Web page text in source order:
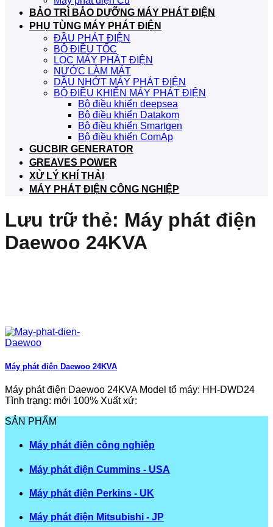
BẢO TRÌ BẢO DƯỠNG MÁY PHÁT ĐIỆN
PHỤ TÙNG MÁY PHÁT ĐIỆN
ĐẦU PHÁT ĐIỆN
BỘ ĐIỀU TỐC
LỌC MÁY PHÁT ĐIỆN
NƯỚC LÀM MÁT
DẦU NHỚT MÁY PHÁT ĐIỆN
BỘ ĐIỀU KHIỂN MÁY PHÁT ĐIỆN
Bộ điều khiển deepsea
Bộ điều khiển Datakom
Bộ điều khiển Smartgen
Bộ điều khiển ComAp
GUCBIR GENERATOR
GREAVES POWER
XỬ LÝ KHÍ THẢI
MÁY PHÁT ĐIỆN CÔNG NGHIỆP
Lưu trữ thẻ: Máy phát điện
Daewoo 24KVA
Máy phát điện Daewoo 24KVA
Máy phát điện Daewoo 24KVA Model tổ máy: HH-DWD24
Tình trạng: mới 100% Xuất xứ:
SẢN PHẨM
Máy phát điện công nghiệp
Máy phát điện Cummins - USA
Máy phát điện Perkins - UK
Máy phát điện Mitsubishi - JP